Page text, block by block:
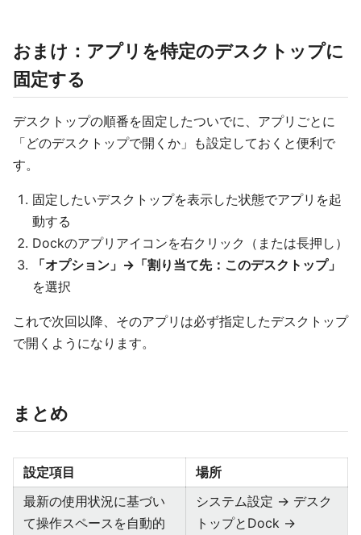
おまけ：アプリを特定のデスクトップに
固定する
デスクトップの順番を固定したついでに、アプリごとに
「どのデスクトップで開くか」も設定しておくと便利で
す。
固定したいデスクトップを表示した状態でアプリを起
動する
Dockのアプリアイコンを右クリック（または長押し）
「オプション」→「割り当て先：このデスクトップ」
を選択
これで次回以降、そのアプリは必ず指定したデスクトップ
で開くようになります。
まとめ
設定項目
場所
最新の使用状況に基づい
て操作スペースを自動的
システム設定 → デスク
トップとDock →